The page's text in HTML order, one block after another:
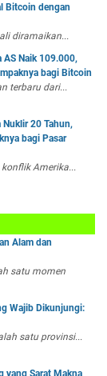
Bitcoin dengan
diramaikan...
AS Naik 109.000,
bagi Bitcoin
terbaru dari...
20 Tahun,
bagi Pasar
Amerika...
Alam dan
satu momen
Wajib Dikunjungi:
satu provinsi...